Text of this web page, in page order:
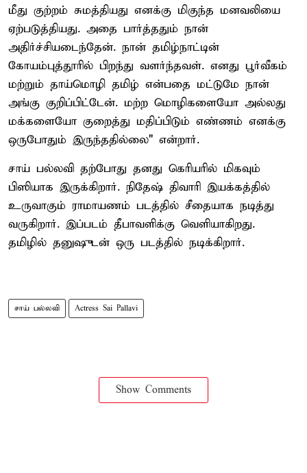
மீது குற்றம் சுமத்தியது எனக்கு மிகுந்த மனவலியை
ஏற்படுத்தியது. அதை பார்த்ததும் நான்
அதிர்ச்சியடைந்தேன். நான் தமிழ்நாட்டின்
கோயம்புத்தூரில் பிறந்து வளர்ந்தவள். எனது பூர்வீகம்
மற்றும் தாய்மொழி தமிழ் என்பதை மட்டுமே நான்
அங்கு குறிப்பிட்டேன். மற்ற மொழிகளையோ அல்லது
மக்களையோ குறைத்து மதிப்பிடும் எண்ணம் எனக்கு
ஒருபோதும் இருந்ததில்லை" என்றார்.
சாய் பல்லவி தற்போது தனது கெரியரில் மிகவும்
பிஸியாக இருக்கிறார். நிதேஷ் திவாரி இயக்கத்தில்
உருவாகும் ராமாயணம் படத்தில் சீதையாக நடித்து
வருகிறார். இப்படம் தீபாவளிக்கு வெளியாகிறது.
தமிழில் தனுஷுடன் ஒரு படத்தில் நடிக்கிறார்.
சாய் பல்லவி Actress Sai Pallavi
Show Comments